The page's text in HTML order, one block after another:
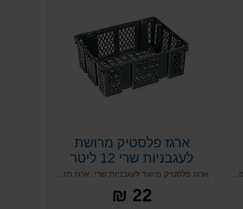
ארגז פלסטיק מרושת
לעגבניות שרי 12 ליטר
ארגז פלסטיק מיועד לעגבניות שרי. ארגז חזק המותאם לביצוע סבבי עבודה רבים ובעל אוורור מרבי החיוני לשמירה על התוצרת החקלאית ואידאלי עבור תעשיית הפירות והירקות. מתכנס ונערם לחקלאות.
22 ₪